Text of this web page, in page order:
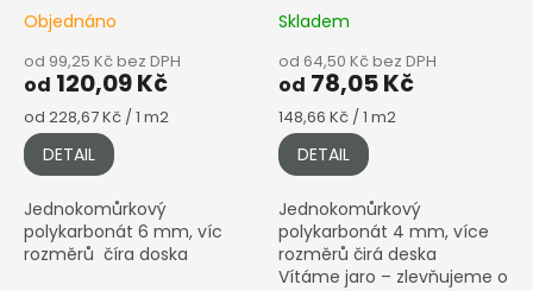
Objednáno
od 99,25 Kč bez DPH
od 120,09 Kč
Měrná
cena:
od 228,67 Kč / 1 m2
DETAIL
Jednokomůrkový
polykarbonát 6 mm, víc
rozměrů číra doska
Skladem
od 64,50 Kč bez DPH
od 78,05 Kč
Měrná
cena:
148,66 Kč / 1 m2
DETAIL
Jednokomůrkový
polykarbonát 4 mm, více
rozměrů čirá deska
Vítáme jaro – zlevňujeme o